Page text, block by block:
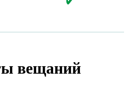
вещаний